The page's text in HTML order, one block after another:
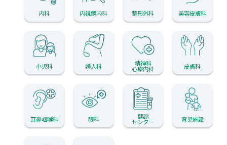
内科 内視鏡内科 整形外科 美容皮膚科
小児科 婦人科 精神科
心療内科 皮膚科
耳鼻咽喉科 眼科 健診
センター 育児施設